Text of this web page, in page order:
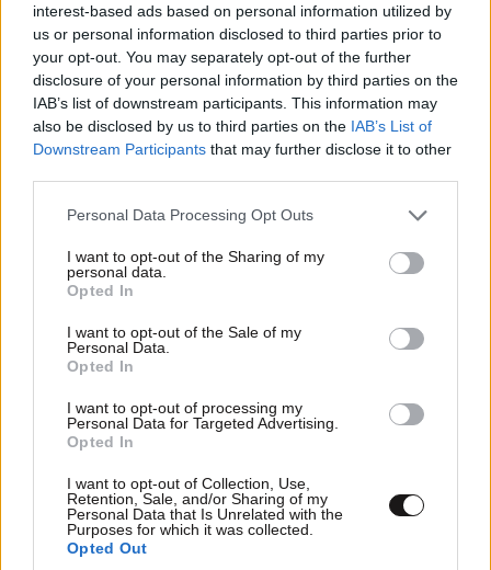
interest-based ads based on personal information utilized by
us or personal information disclosed to third parties prior to
your opt-out. You may separately opt-out of the further
disclosure of your personal information by third parties on the
IAB’s list of downstream participants. This information may
also be disclosed by us to third parties on the IAB’s List of
Downstream Participants that may further disclose it to other
Please note that this website/app uses one or more Google
not limited to your visit or usage behaviour. You may click to
grant or deny consent to Google and its third-party tags to
use your data for below specified purposes in below Google
consent section.
Personal Data Processing Opt Outs
I want to opt-out of the Sharing of my
personal data.
Opted In
I want to opt-out of the Sale of my
Personal Data.
Opted In
I want to opt-out of processing my
Personal Data for Targeted Advertising.
Opted In
I want to opt-out of Collection, Use,
Retention, Sale, and/or Sharing of my
Personal Data that Is Unrelated with the
Purposes for which it was collected.
Opted Out
ΠΡΟΣΘΕΣΤΕ ΤΟ ΣΧΟΛΙΟ ΣΑΣ
Xαρακτήρες: 0/1000
Διαβάστε και ακολουθήστε τους κανόνες σχολιασμού
TRENDING